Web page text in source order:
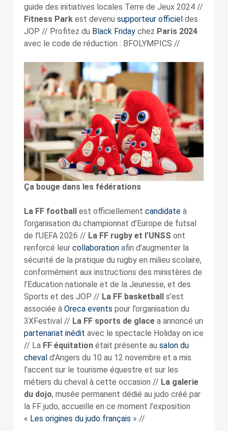
guide des initiatives locales Terre de Jeux 2024 //
Fitness Parkest devenu supporteur officieldes
JOP // Profitez du Black Fridaychez Paris 2024
avec le code de réduction : BFOLYMPICS //
Ça bouge dans les fédérations
La FF football est officiellement candidateà
l’organisation du championnat d’Europe de futsal
de l’UEFA 2026 // La FF rugby et l’UNSS ont
renforcé leur collaborationafin d’augmenter la
sécurité de la pratique du rugby en milieu scolaire,
conformément aux instructions des ministères de
l’Education nationale et de la Jeunesse, et des
Sports et des JOP // La FF basketball
s’est
associée à Oreca events pour l’organisation du
3XFestival // La FF sports de glacea annoncé un
partenariat inédit avec le spectacle Holiday on ice
// LaFF équitationétait présente au salon du
cheval d’Angers du 10 au 12 novembre et a mis
l’accent sur le tourisme équestre et sur les
métiers du cheval à cette occasion // La galerie
du dojo, musée permanent dédié au judo créé par
la FF judo, accueille en ce moment l’exposition
« Les origines du judo français » //